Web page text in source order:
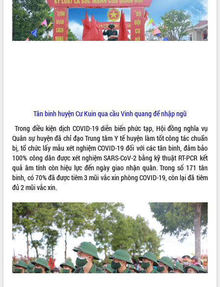
Khám bệnh, cấp phát thuốc miễn phí
và tặng quà người dân xã Cư Pui
Hội nghị UBND tỉnh Đắk Lắk thường kỳ
tháng 7/2026
Lễ truy tặng danh hiệu “Bà Mẹ Việt
Nam Anh hùng” và trao Huân chương
Lao động
UBND tỉnh Đắk Lắk triển khai nhiệm
Kỳ họp thứ Hai, Hội đồng nhân dân
tỉnh khóa XI quyết nghị nhiều nội dung
quan trọng
Bí thư Tỉnh ủy Lương Nguyễn Minh
Triết thăm, tặng quà người có công với
cách mạng
Rà soát, hoàn thiện hệ thống thiết chế
ALBUM ẢNH
Tân binh huyện Cư Kuin qua cầu Vinh quang để nhập ngũ
Trong điều kiện dịch COVID-19 diễn biến phức tạp, Hội đồng nghĩa vụ
Quân sự huyện đã chỉ đạo Trung tâm Y tế huyện làm tốt công tác chuẩn
bị, tổ chức lấy mẫu xét nghiệm COVID-19 đối với các tân binh, đảm bảo
100% công dân được xét nghiệm SARS-CoV-2 bằng kỹ thuật RT-PCR kết
quả âm tính còn hiệu lực đến ngày giao nhận quân. Trong số 171 tân
binh, có 70% đã được tiêm 3 mũi vắc xin phòng COVID-19, còn lại đã tiêm
đủ 2 mũi vắc xin.